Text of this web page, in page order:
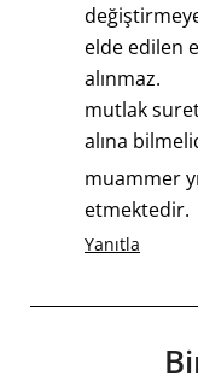
elde edilen
alınmaz.
mutlak
alına
muammer
etmektedir.
Yanıtla